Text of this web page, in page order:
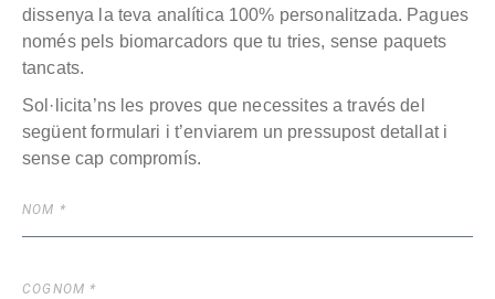
dissenya la teva analítica 100% personalitzada. Pagues
només pels biomarcadors que tu tries, sense paquets
tancats.
Sol·licita’ns les proves que necessites a través del
següent formulari i t’enviarem un pressupost detallat i
sense cap compromís.